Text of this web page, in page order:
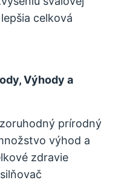
celková
Výhody a
prírodný
výhod a
zdravie